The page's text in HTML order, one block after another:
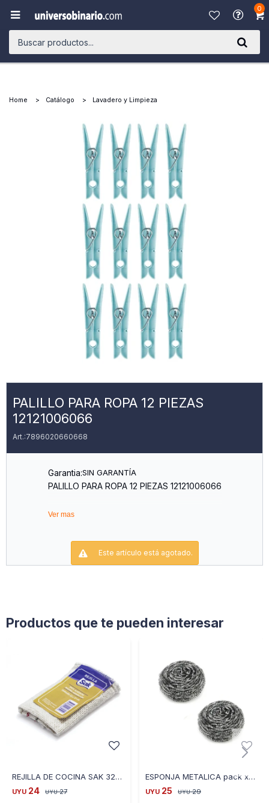
0

Home Catálogo Lavadero y Limpieza
PALILLO PARA ROPA 12 PIEZAS
12121006066
7896020660668
Garantia:SIN GARANTÍA
PALILLO PARA ROPA 12 PIEZAS 12121006066
Ver mas
Este artículo está agotado.
Productos que te pueden interesar
REJILLA DE COCINA SAK 32X32
UYU 24 UYU 27
ESPONJA METALICA pack x 2 OKS2099
UYU 25 UYU 29